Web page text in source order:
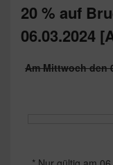
20 % auf
06.03.2024
Am Mittwoch den